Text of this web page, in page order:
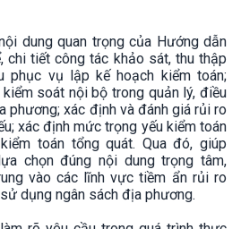
dung quan trọng của Hướng dẫn
chi tiết công tác khảo sát, thu thập
phục vụ lập kế hoạch kiểm toán;
soát nội bộ trong quản lý, điều
phương; xác định và đánh giá rủi ro
xác định mức trọng yếu kiểm toán
toán tổng quát. Qua đó, giúp
chọn đúng nội dung trọng tâm,
vào các lĩnh vực tiềm ẩn rủi ro
dụng ngân sách địa phương.